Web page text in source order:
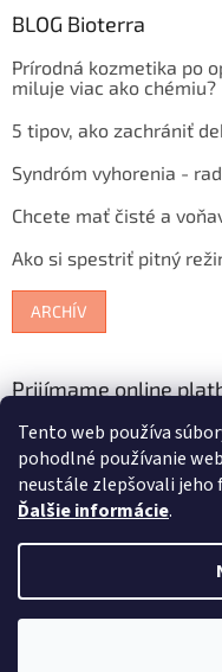
Tento web používa
pohodlné používanie
neustále zlepšovali jeho
Ďalšie informácie.
BLOG Bioterra
Prírodná kozmetika po
miluje viac ako chémiu?
5 tipov, ako zachrániť
Syndróm vyhorenia -
Chcete mať čisté a
Ako si spestriť pitný
ARCHÍV
Prijímame online
Copyright 2026